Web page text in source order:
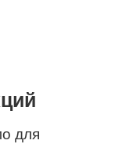
для